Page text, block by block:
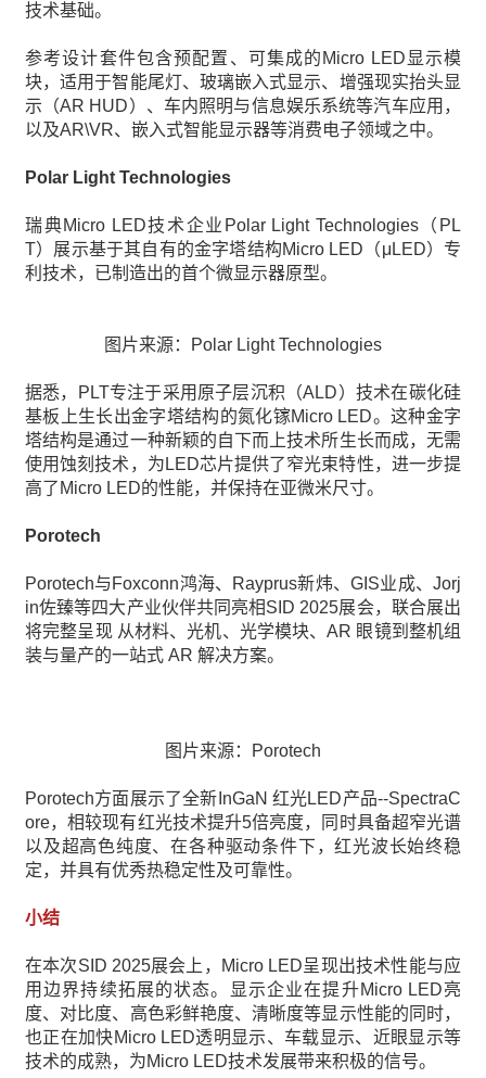
技术基础。
参考设计套件包含预配置、可集成的Micro LED显示模
块，适用于智能尾灯、玻璃嵌入式显示、增强现实抬头显
示（AR HUD）、车内照明与信息娱乐系统等汽车应用，
以及AR\VR、嵌入式智能显示器等消费电子领域之中。
Polar Light Technologies
瑞典Micro LED技术企业Polar Light Technologies（PL
T）展示基于其自有的金字塔结构Micro LED（μLED）专
利技术，已制造出的首个微显示器原型。
图片来源：Polar Light Technologies
据悉，PLT专注于采用原子层沉积（ALD）技术在碳化硅
基板上生长出金字塔结构的氮化镓Micro LED。这种金字
塔结构是通过一种新颖的自下而上技术所生长而成，无需
使用蚀刻技术，为LED芯片提供了窄光束特性，进一步提
高了Micro LED的性能，并保持在亚微米尺寸。
Porotech
Porotech与Foxconn鸿海、Rayprus新炜、GIS业成、Jorj
in佐臻等四大产业伙伴共同亮相SID 2025展会，联合展出
将完整呈现 从材料、光机、光学模块、AR 眼镜到整机组
装与量产的一站式 AR 解决方案。
图片来源：Porotech
Porotech方面展示了全新InGaN 红光LED产品--SpectraC
ore，相较现有红光技术提升5倍亮度，同时具备超窄光谱
以及超高色纯度、在各种驱动条件下，红光波长始终稳
定，并具有优秀热稳定性及可靠性。
小结
在本次SID 2025展会上，Micro LED呈现出技术性能与应
用边界持续拓展的状态。显示企业在提升Micro LED亮
度、对比度、高色彩鲜艳度、清晰度等显示性能的同时，
也正在加快Micro LED透明显示、车载显示、近眼显示等
技术的成熟，为Micro LED技术发展带来积极的信号。